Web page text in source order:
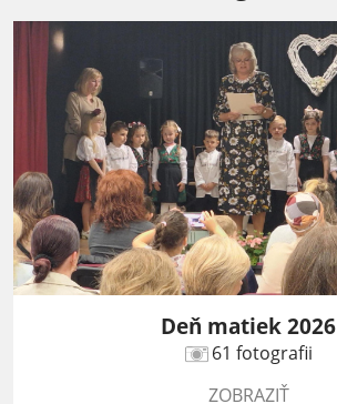
Deň matiek 2026
61 fotografii
ZOBRAZIŤ